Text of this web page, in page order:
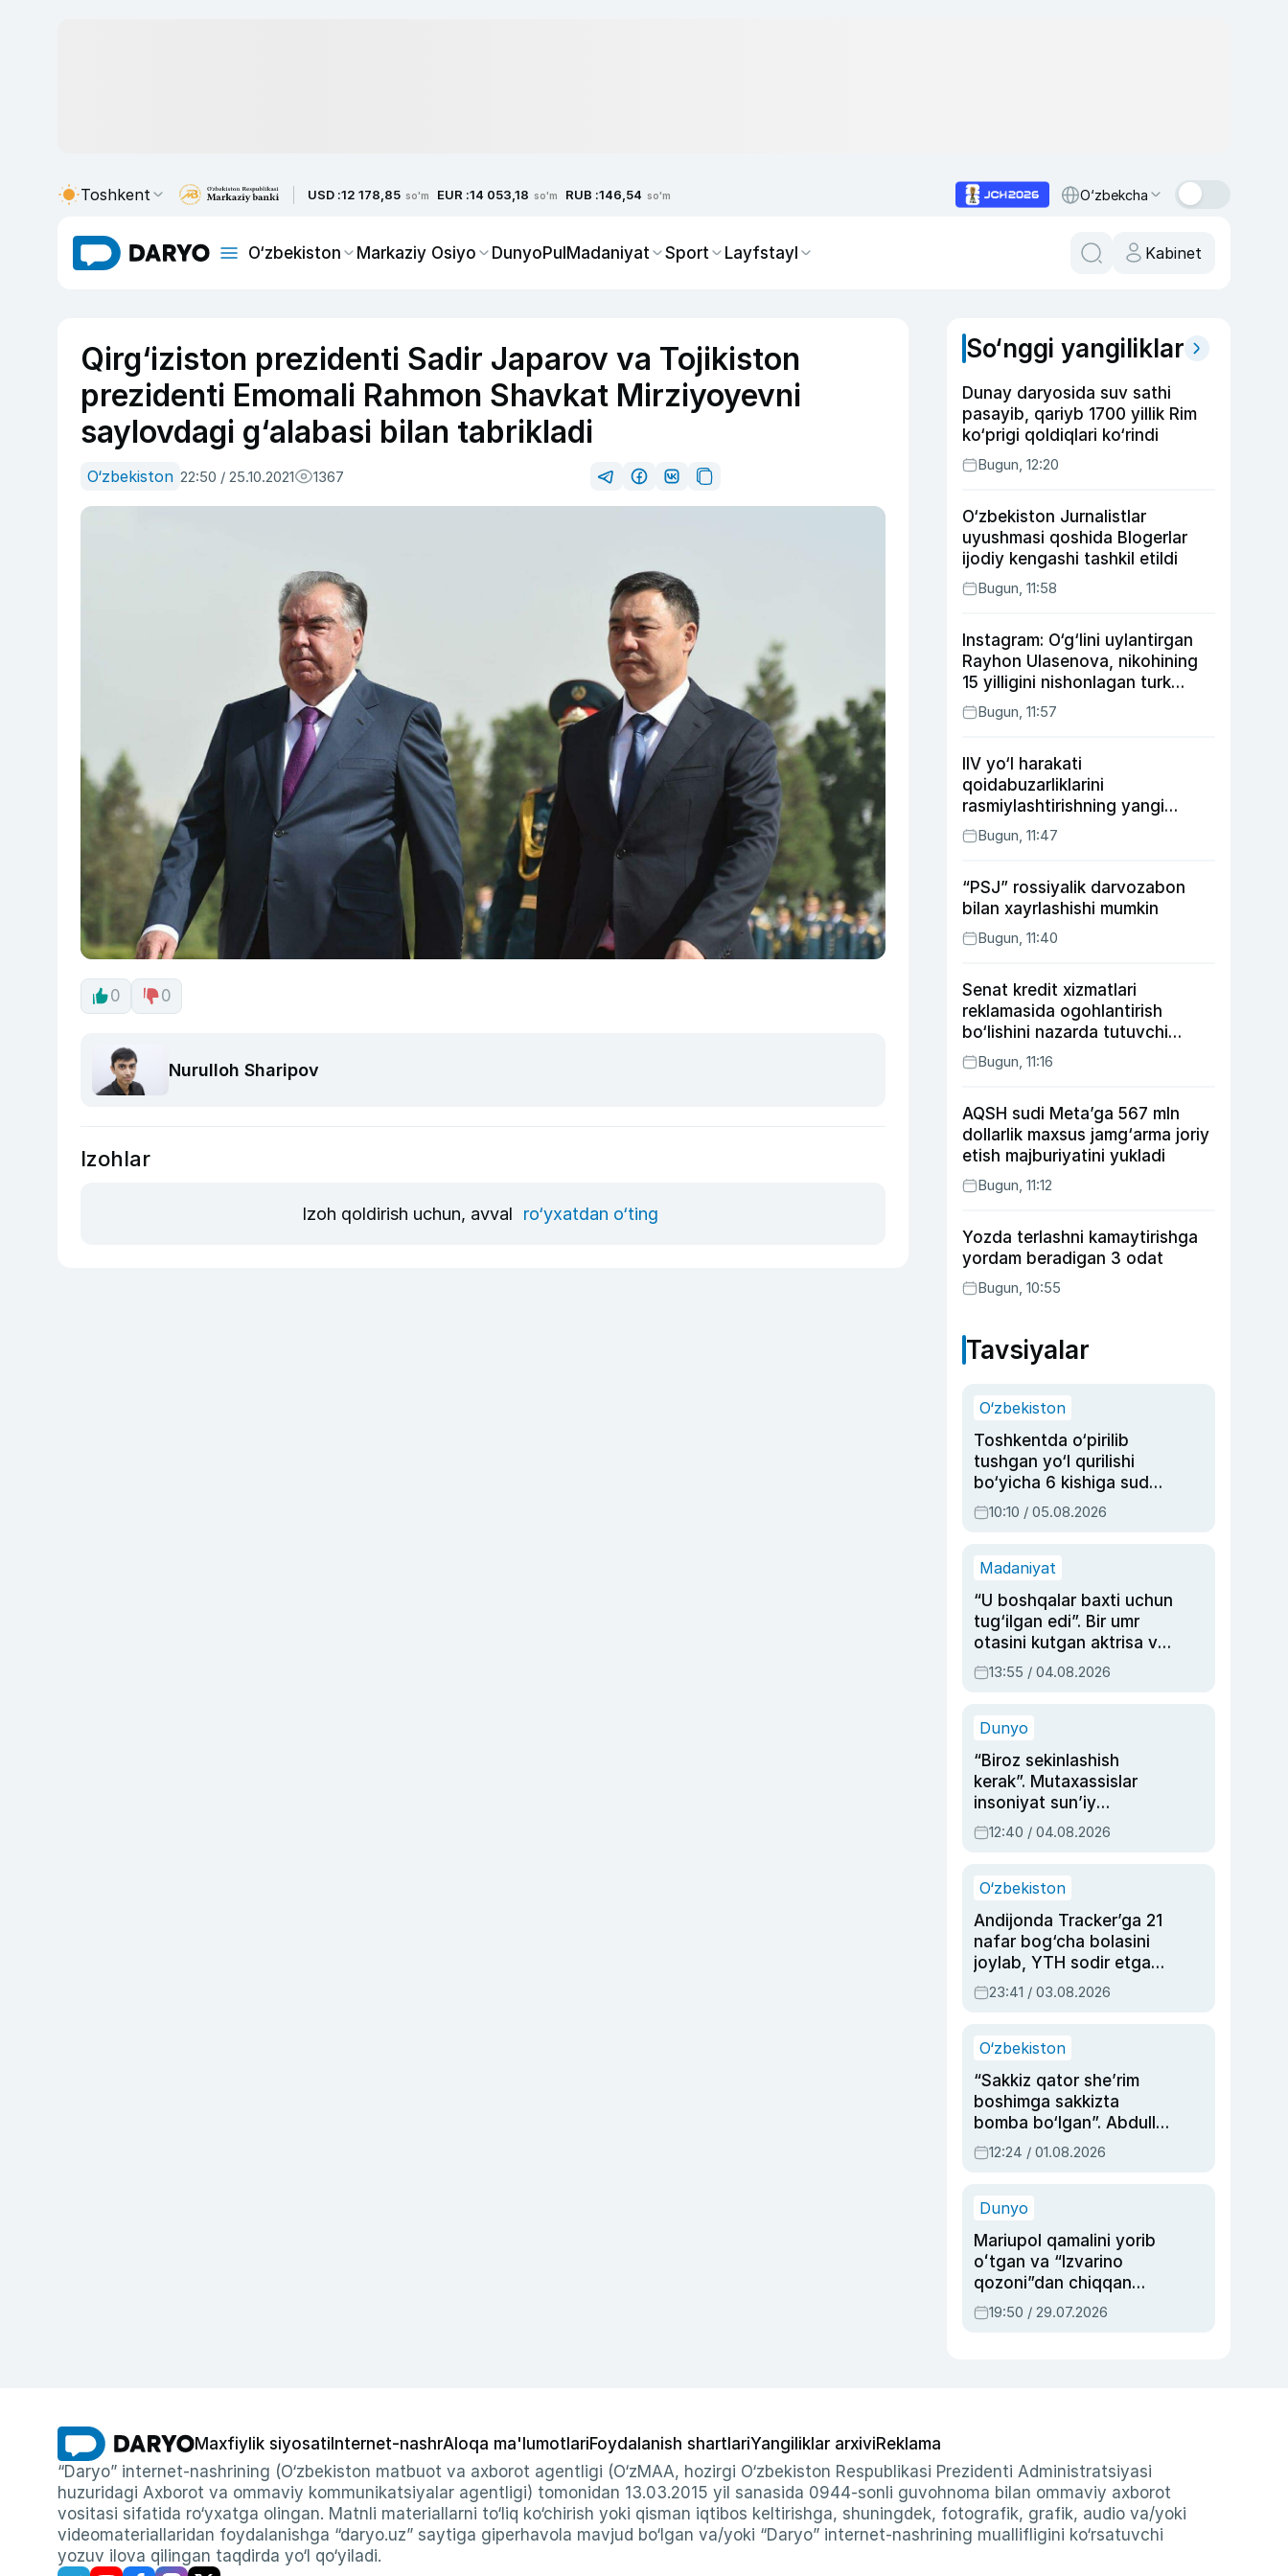
Toshkent USD :12 178,85 so'm EUR :14 053,18 so'm RUB :146,54 so'm O‘zbekcha
O‘zbekiston Markaziy Osiyo DunyoPulMadaniyat Sport Layfstayl Kabinet
Qirg‘iziston prezidenti Sadir Japarov va Tojikiston
prezidenti Emomali Rahmon Shavkat Mirziyoyevni
saylovdagi g‘alabasi bilan tabrikladi
O‘zbekiston 22:50 / 25.10.2021 1367
0 0
Nurulloh Sharipov
Izohlar
Izoh qoldirish uchun, avval ro‘yxatdan o‘ting
So‘nggi yangiliklar
Dunay daryosida suv sathi
pasayib, qariyb 1700 yillik Rim
ko‘prigi qoldiqlari ko‘rindi
Bugun, 12:20
O‘zbekiston Jurnalistlar
uyushmasi qoshida Blogerlar
ijodiy kengashi tashkil etildi
Bugun, 11:58
Instagram: O‘g‘lini uylantirgan
Rayhon Ulasenova, nikohining
15 yilligini nishonlagan turk
aktyorlari va Kamelot qasriga
sayohat qilgan Zebo Rahimova
Bugun, 11:57
IIV yo‘l harakati
qoidabuzarliklarini
rasmiylashtirishning yangi
tartibini taklif qildi
Bugun, 11:47
“PSJ” rossiyalik darvozabon
bilan xayrlashishi mumkin
Bugun, 11:40
Senat kredit xizmatlari
reklamasida ogohlantirish
bo‘lishini nazarda tutuvchi
qonunni ma’qulladi
Bugun, 11:16
AQSH sudi Meta’ga 567 mln
dollarlik maxsus jamg‘arma joriy
etish majburiyatini yukladi
Bugun, 11:12
Yozda terlashni kamaytirishga
yordam beradigan 3 odat
Bugun, 10:55
Tavsiyalar
O‘zbekiston
Toshkentda o‘pirilib
tushgan yo‘l qurilishi
bo‘yicha 6 kishiga sud
hukmi o‘qildi
10:10 / 05.08.2026
Madaniyat
“U boshqalar baxti uchun
tug‘ilgan edi”. Bir umr
otasini kutgan aktrisa va
dublyaj ustasi Rimma
Ahmedovaning
13:55 / 04.08.2026
Dunyo
“Biroz sekinlashish
kerak”. Mutaxassislar
insoniyat sun’iy
intellektni boshqara
olmay qolishidan xavotir
12:40 / 04.08.2026
O‘zbekiston
Andijonda Tracker’ga 21
nafar bog‘cha bolasini
joylab, YTH sodir etgan
ayolga sud hukmi o‘qildi
23:41 / 03.08.2026
O‘zbekiston
“Sakkiz qator she’rim
boshimga sakkizta
bomba bo‘lgan”. Abdulla
Oripovni siyosiy
ayblovlardan asrab
12:24 / 01.08.2026
Dunyo
Mariupol qamalini yorib
oʻtgan va “Izvarino
qozoni”dan chiqqan
qahramon — Ukraina
armiyasi bosh
19:50 / 29.07.2026
Maxfiylik siyosati Internet-nashrAloqa ma'lumotlariFoydalanish shartlariYangiliklar arxiviReklama
“Daryo” internet-nashrining (O‘zbekiston matbuot va axborot agentligi (O‘zMAA, hozirgi O‘zbekiston Respublikasi Prezidenti Administratsiyasi
huzuridagi Axborot va ommaviy kommunikatsiyalar agentligi) tomonidan 13.03.2015 yil sanasida 0944-sonli guvohnoma bilan ommaviy axborot
vositasi sifatida ro‘yxatga olingan. Matnli materiallarni to‘liq ko‘chirish yoki qisman iqtibos keltirishga, shuningdek, fotografik, grafik, audio va/yoki
videomateriallaridan foydalanishga “daryo.uz” saytiga giperhavola mavjud bo‘lgan va/yoki “Daryo” internet-nashrining muallifligini ko‘rsatuvchi
yozuv ilova qilingan taqdirda yo‘l qo‘yiladi.